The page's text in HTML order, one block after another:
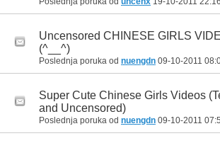
Uncensored CHINESE GIRLS
(^__^)
Poslednja poruka od nuengdn 09-10-2011
Super Cute Chinese Girls Videos
and Uncensored)
Poslednja poruka od nuengdn 09-10-2011